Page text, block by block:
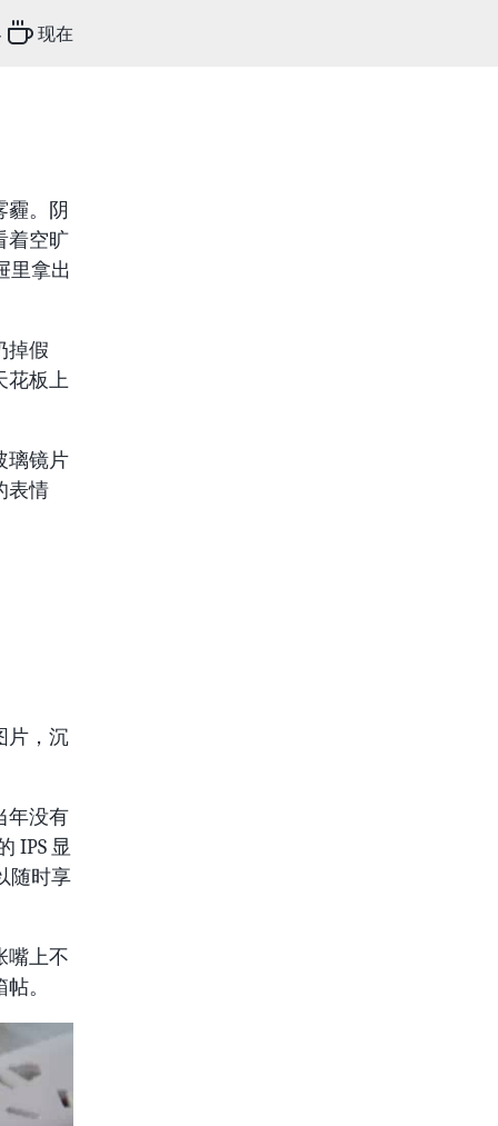
现在
霾。阴
着空旷
里拿出
掉假
花板上
璃镜片
表情
片，沉
年没有
IPS 显
随时享
嘴上不
。